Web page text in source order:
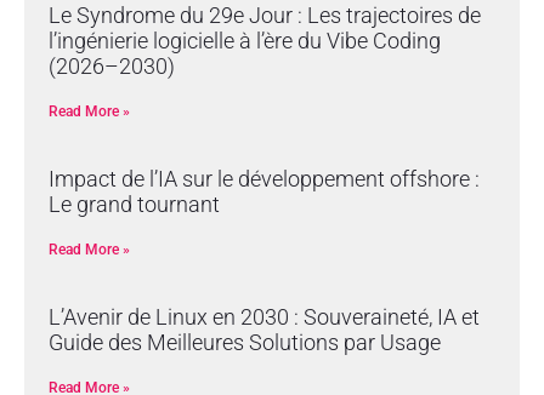
Le Syndrome du 29e Jour : Les trajectoires de
l’ingénierie logicielle à l’ère du Vibe Coding
(2026–2030)
Read More »
Impact de l’IA sur le développement offshore :
Le grand tournant
Read More »
L’Avenir de Linux en 2030 : Souveraineté, IA et
Guide des Meilleures Solutions par Usage
Read More »